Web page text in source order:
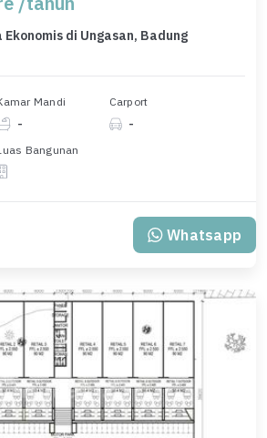
Ekonomis di Ungasan, Badung
Mandi
-
Carport
-
Bangunan
Whatsapp